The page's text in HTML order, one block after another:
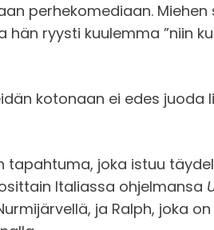
perhekomediaan. Miehen
ryysti kuulemma ”niin
kotonaan ei edes juoda
joka istuu
Italiassa ohjelmansa
ja Ralph, joka